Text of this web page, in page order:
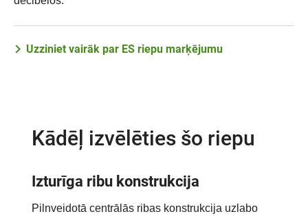
Uzziniet vairāk par ES riepu marķējumu
Kādēļ izvēlēties šo riepu
Izturīga ribu konstrukcija
Pilnveidotā centrālās ribas konstrukcija uzlabo